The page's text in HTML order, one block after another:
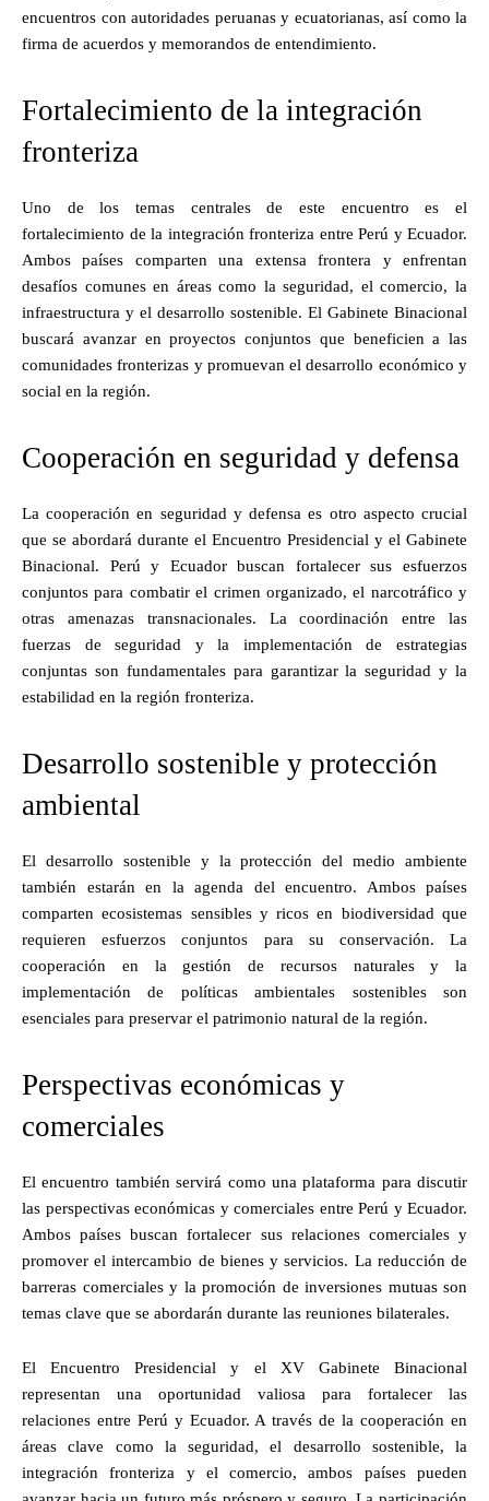
encuentros con autoridades peruanas y ecuatorianas, así como la
firma de acuerdos y memorandos de entendimiento.
Fortalecimiento de la integración
fronteriza
Uno de los temas centrales de este encuentro es el
fortalecimiento de la integración fronteriza entre Perú y Ecuador.
Ambos países comparten una extensa frontera y enfrentan
desafíos comunes en áreas como la seguridad, el comercio, la
infraestructura y el desarrollo sostenible. El Gabinete Binacional
buscará avanzar en proyectos conjuntos que beneficien a las
comunidades fronterizas y promuevan el desarrollo económico y
social en la región.
Cooperación en seguridad y defensa
La cooperación en seguridad y defensa es otro aspecto crucial
que se abordará durante el Encuentro Presidencial y el Gabinete
Binacional. Perú y Ecuador buscan fortalecer sus esfuerzos
conjuntos para combatir el crimen organizado, el narcotráfico y
otras amenazas transnacionales. La coordinación entre las
fuerzas de seguridad y la implementación de estrategias
conjuntas son fundamentales para garantizar la seguridad y la
estabilidad en la región fronteriza.
Desarrollo sostenible y protección
ambiental
El desarrollo sostenible y la protección del medio ambiente
también estarán en la agenda del encuentro. Ambos países
comparten ecosistemas sensibles y ricos en biodiversidad que
requieren esfuerzos conjuntos para su conservación. La
cooperación en la gestión de recursos naturales y la
implementación de políticas ambientales sostenibles son
esenciales para preservar el patrimonio natural de la región.
Perspectivas económicas y
comerciales
El encuentro también servirá como una plataforma para discutir
las perspectivas económicas y comerciales entre Perú y Ecuador.
Ambos países buscan fortalecer sus relaciones comerciales y
promover el intercambio de bienes y servicios. La reducción de
barreras comerciales y la promoción de inversiones mutuas son
temas clave que se abordarán durante las reuniones bilaterales.
El Encuentro Presidencial y el XV Gabinete Binacional
representan una oportunidad valiosa para fortalecer las
relaciones entre Perú y Ecuador. A través de la cooperación en
áreas clave como la seguridad, el desarrollo sostenible, la
integración fronteriza y el comercio, ambos países pueden